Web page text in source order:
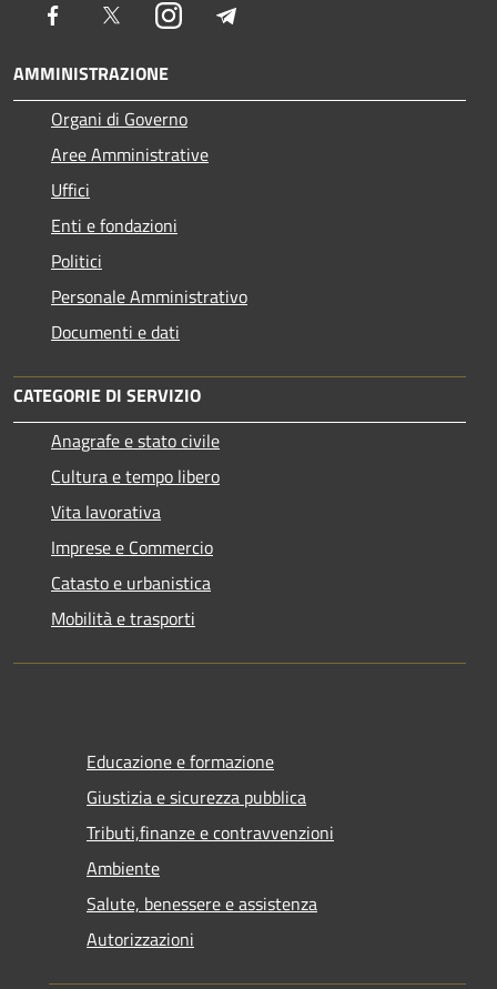
Facebook TwitterInstagram
AMMINISTRAZIONE
Organi di Governo
Aree Amministrative
Uffici
Enti e fondazioni
Politici
Personale Amministrativo
Documenti e dati
CATEGORIE DI SERVIZIO
Anagrafe e stato civile
Cultura e tempo libero
Vita lavorativa
Imprese e Commercio
Catasto e urbanistica
Mobilità e trasporti
Educazione e formazione
Giustizia e sicurezza pubblica
Tributi,finanze e contravvenzioni
Ambiente
Salute, benessere e assistenza
Autorizzazioni